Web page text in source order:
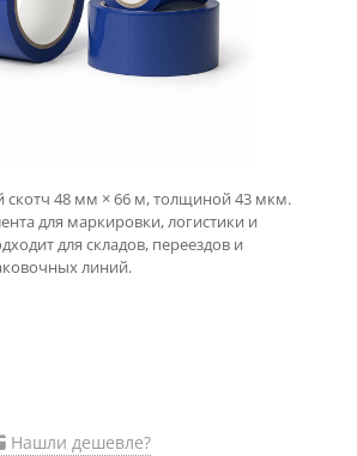
48 мм × 66 м, толщиной 43 мкм.
для маркировки, логистики и
для складов, переездов и
линий.
Нашли дешевле?